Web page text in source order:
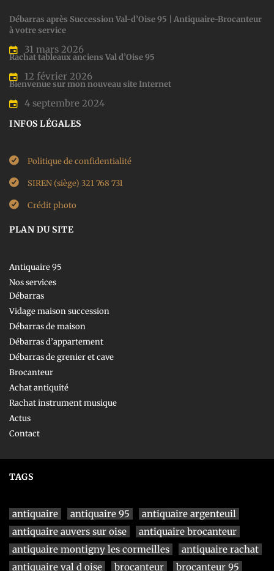
Débarras après Succession Val-d’Oise 95 | Antiquaire-Brocanteur
à votre service
31 mars 2026
Rachat tableaux anciens Val d’Oise 95
12 février 2026
Bienvenue sur mon nouveau site Internet
4 septembre 2024
INFOS LÉGALES
Politique de confidentialité
SIREN (siège) 321 768 731
Crédit photo
PLAN DU SITE
Antiquaire 95
Nos services
Débarras
Vidage maison succession
Débarras de maison
Débarras d’appartement
Débarras de grenier et cave
Brocanteur
Achat antiquité
Rachat instrument musique
Actus
Contact
TAGS
antiquaire antiquaire 95
antiquaire argenteuil
antiquaire auvers sur oise
antiquaire brocanteur
antiquaire montigny les cormeilles
antiquaire rachat
antiquaire val d oise
brocanteur brocanteur 95